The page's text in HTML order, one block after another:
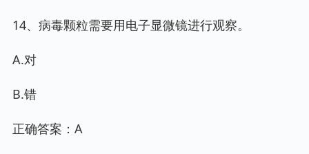
14、病毒颗粒需要用电子显微镜进行观察。
A.对
B.错
正确答案：A